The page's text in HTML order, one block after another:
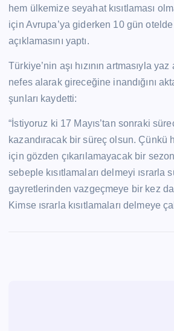
hem ülkemize seyahat kısıtlaması
için Avrupa’ya giderken 10 gün otelde
açıklamasını yaptı.
Türkiye’nin aşı hızının artmasıyla
nefes alarak gireceğine inandığını
şunları kaydetti:
“İstiyoruz ki 17 Mayıs’tan sonraki
kazandıracak bir süreç olsun. Çünkü
için gözden çıkarılamayacak bir
sebeple kısıtlamaları delmeyi ısrarla
gayretlerinden vazgeçmeye bir kez
Kimse ısrarla kısıtlamaları delmeye